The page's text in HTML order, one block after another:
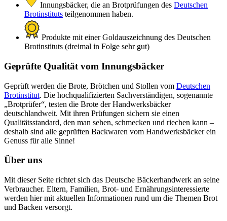
Innungsbäcker, die an Brotprüfungen des Deutschen
Brotinstituts teilgenommen haben.
Produkte mit einer Goldauszeichnung des Deutschen
Brotinstituts (dreimal in Folge sehr gut)
Geprüfte Qualität vom Innungsbäcker
Geprüft werden die Brote, Brötchen und Stollen vom Deutschen
Brotinstitut. Die hochqualifizierten Sachverständigen, sogenannte
„Brotprüfer“, testen die Brote der Handwerksbäcker
deutschlandweit. Mit ihren Prüfungen sichern sie einen
Qualitätsstandard, den man sehen, schmecken und riechen kann –
deshalb sind alle geprüften Backwaren vom Handwerksbäcker ein
Genuss für alle Sinne!
Über uns
Mit dieser Seite richtet sich das Deutsche Bäckerhandwerk an seine
Verbraucher. Eltern, Familien, Brot- und Ernährungsinteressierte
werden hier mit aktuellen Informationen rund um die Themen Brot
und Backen versorgt.